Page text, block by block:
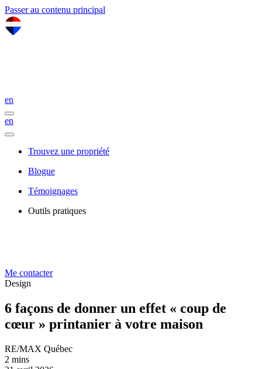
Passer au contenu principal
en
en
Trouvez une propriété
Blogue
Témoignages
Outils pratiques
Me contacter
Design
6 façons de donner un effet « coup de
cœur » printanier à votre maison
RE/MAX Québec
2 mins